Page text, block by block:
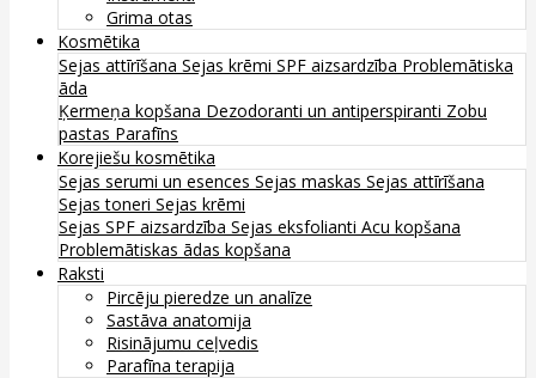
Grima otas
Kosmētika
Sejas attīrīšana Sejas krēmi SPF aizsardzība Problemātiska
āda
Ķermeņa kopšana Dezodoranti un antiperspiranti Zobu
pastas Parafīns
Korejiešu kosmētika
Sejas serumi un esences Sejas maskas Sejas attīrīšana
Sejas toneri Sejas krēmi
Sejas SPF aizsardzība Sejas eksfolianti Acu kopšana
Problemātiskas ādas kopšana
Raksti
Pircēju pieredze un analīze
Sastāva anatomija
Risinājumu ceļvedis
Parafīna terapija